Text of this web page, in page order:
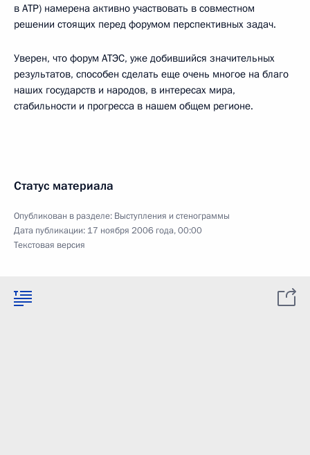
в АТР) намерена активно участвовать в совместном
решении стоящих перед форумом перспективных задач.
Уверен, что форум АТЭС, уже добившийся значительных
результатов, способен сделать еще очень многое на благо
наших государств и народов, в интересах мира,
стабильности и прогресса в нашем общем регионе.
Статус материала
Опубликован в разделе: Выступления и стенограммы
Дата публикации: 17 ноября 2006 года, 00:00
Текстовая версия